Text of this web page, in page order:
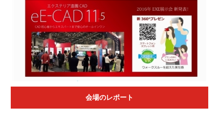
会場のレポート